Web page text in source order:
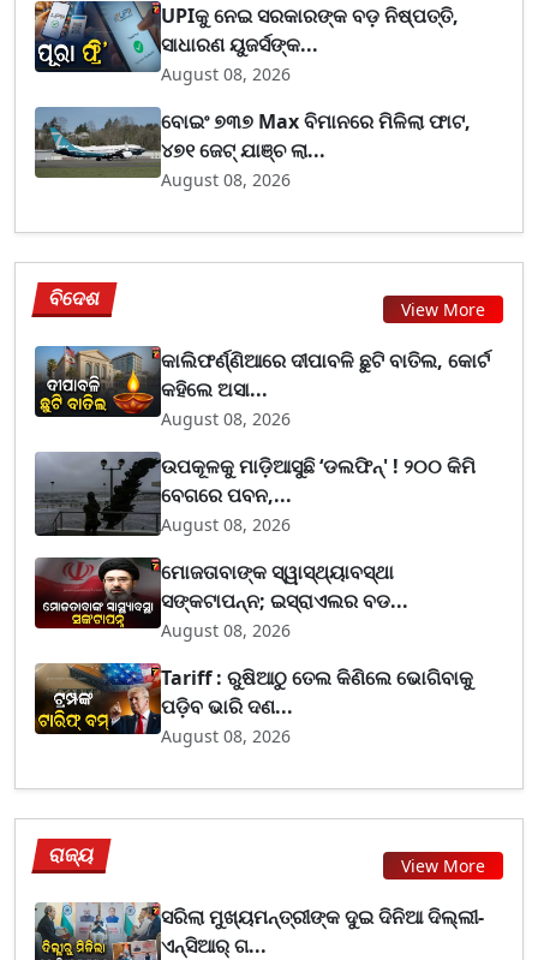
UPIକୁ ନେଇ ସରକାରଙ୍କ ବଡ଼ ନିଷ୍ପତ୍ତି,
ସାଧାରଣ ୟୁଜର୍ସଙ୍କ...
August 08, 2026
ବୋଇଂ ୭୩୭ Max ବିମାନରେ ମିଳିଲା ଫାଟ,
୪୭୧ ଜେଟ୍ ଯାଞ୍ଚ ଲା...
August 08, 2026
ବିଦେଶ View More
କାଲିଫର୍ଣ୍ଣିଆରେ ଦୀପାବଳି ଛୁଟି ବାତିଲ, କୋର୍ଟ
କହିଲେ ଅସା...
August 08, 2026
ଉପକୂଳକୁ ମାଡ଼ିଆସୁଛି ‘ଡଲଫିନ୍' ! ୨୦୦ କିମି
ବେଗରେ ପବନ,...
August 08, 2026
ମୋଜତାବାଙ୍କ ସ୍ୱାସ୍ଥ୍ୟାବସ୍ଥା
ସଙ୍କଟାପନ୍ନ; ଇସ୍ରାଏଲର ବଡ...
August 08, 2026
Tariff : ରୁଷିଆଠୁ ତେଲ କିଣିଲେ ଭୋଗିବାକୁ
ପଡ଼ିବ ଭାରି ଦଣ...
August 08, 2026
ରାଜ୍ୟ View More
ସରିଲା ମୁଖ୍ୟମନ୍ତ୍ରୀଙ୍କ ଦୁଇ ଦିନିଆ ଦିଲ୍ଲୀ-
ଏନ୍‌ସିଆର୍ ଗ...